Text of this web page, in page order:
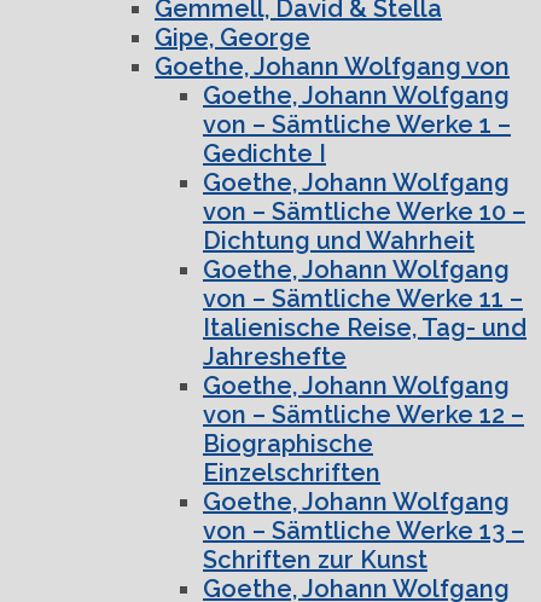
Gemmell, David & Stella
Gipe, George
Goethe, Johann Wolfgang von
Goethe, Johann Wolfgang
von – Sämtliche Werke 1 –
Gedichte I
Goethe, Johann Wolfgang
von – Sämtliche Werke 10 –
Dichtung und Wahrheit
Goethe, Johann Wolfgang
von – Sämtliche Werke 11 –
Italienische Reise, Tag- und
Jahreshefte
Goethe, Johann Wolfgang
von – Sämtliche Werke 12 –
Biographische
Einzelschriften
Goethe, Johann Wolfgang
von – Sämtliche Werke 13 –
Schriften zur Kunst
Goethe, Johann Wolfgang